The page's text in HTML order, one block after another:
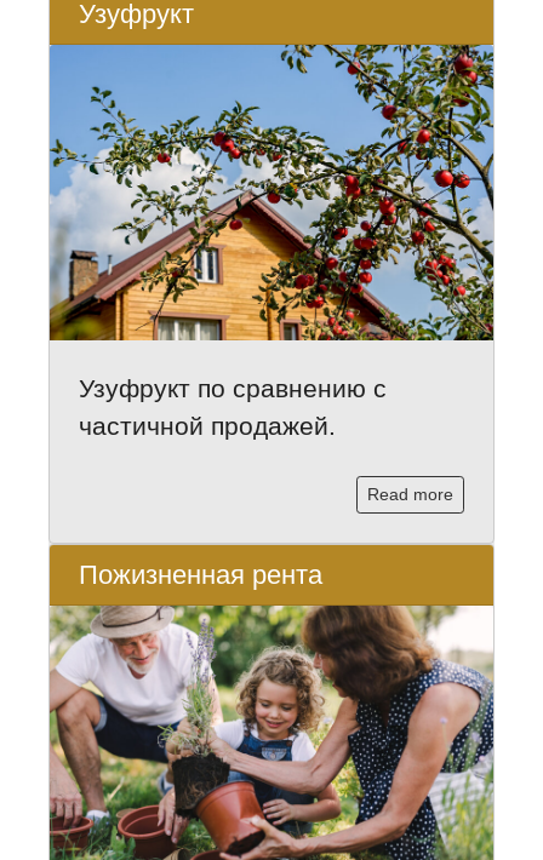
Узуфрукт
Узуфрукт по сравнению с
частичной продажей.
Read more
Пожизненная рента